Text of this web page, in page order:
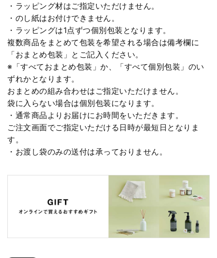
・ラッピング材はご指定いただけません。
・のし紙はお付けできません。
・ラッピングは1点ずつ個別包装となります。
複数商品をまとめて包装を希望される場合は備考欄に
「おまとめ包装」とご記入ください。
※「すべておまとめ包装」か、「すべて個別包装」のい
ずれかとなります。
おまとめの組み合わせはご指定いただけません。
袋に入らない場合は個別包装になります。
・通常商品よりお届けにお時間をいただきます。
ご注文画面でご指定いただける日時が最短日となりま
す。
・お渡し袋のみの送付は承っておりません。